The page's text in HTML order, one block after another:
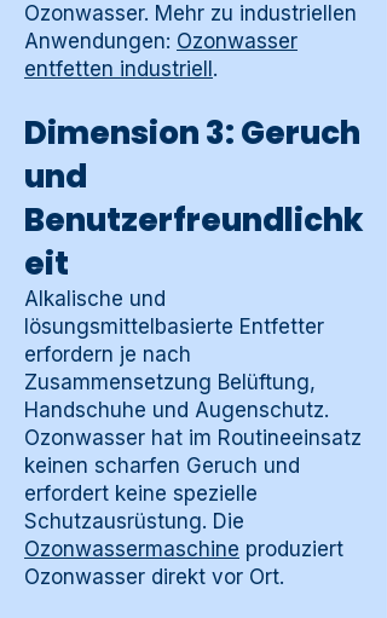
Ozonwasser. Mehr zu industriellen
Anwendungen: Ozonwasser
entfetten industriell .
Dimension 3: Geruch
und
Benutzerfreundlichk
eit
Alkalische und
lösungsmittelbasierte Entfetter
erfordern je nach
Zusammensetzung Belüftung,
Handschuhe und Augenschutz.
Ozonwasser hat im Routineeinsatz
keinen scharfen Geruch und
erfordert keine spezielle
Schutzausrüstung. Die
Ozonwassermaschine produziert
Ozonwasser direkt vor Ort.